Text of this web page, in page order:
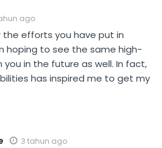
ago
the efforts you have put in
hoping to see the same high-
in the future as well. In fact,
has inspired me to get my
3 tahun ago